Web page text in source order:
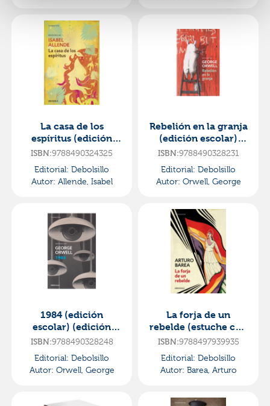
La casa de los
espíritus (edición
escolar)
ISBN:9788490324325
Editorial: Debolsillo
Autor: Allende, Isabel
Rebelión en la granja
(edición escolar)
(edición definitiva
ISBN:9788490328231
Editorial: Debolsillo
Autor: Orwell, George
1984 (edición
escolar) (edición
definitiva avalada
ISBN:9788490328248
Editorial: Debolsillo
Autor: Orwell, George
La forja de un
rebelde (estuche con
la forja | la ruta | la
ISBN:9788497939935
Editorial: Debolsillo
Autor: Barea, Arturo